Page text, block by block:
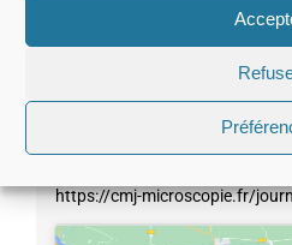
https://cmj-microscopie.fr/